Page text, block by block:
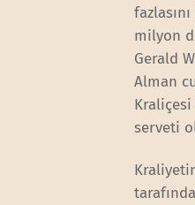
milyon
Gerald
Alman
serveti